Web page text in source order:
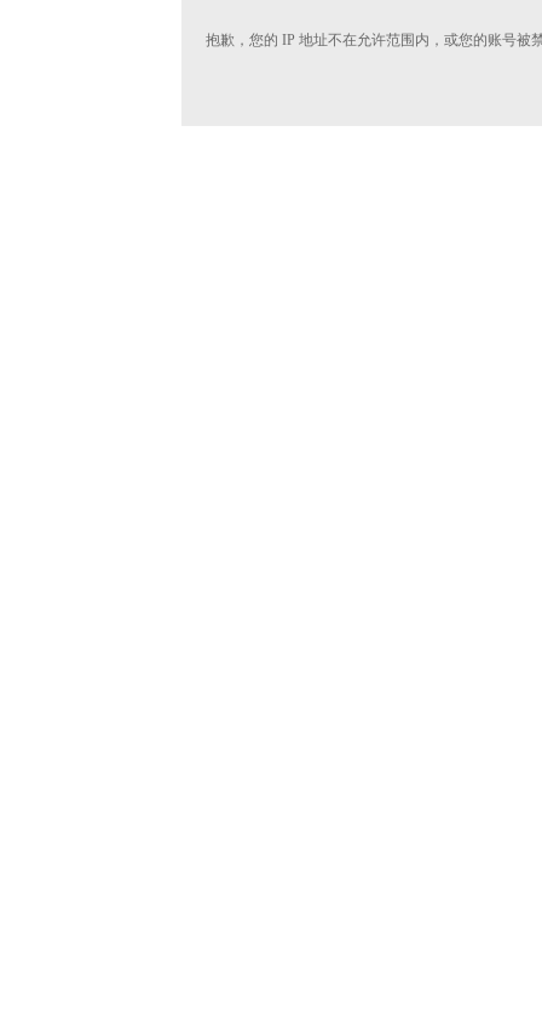
抱歉，您的 IP 地址不在允许范围内，或您的账号被